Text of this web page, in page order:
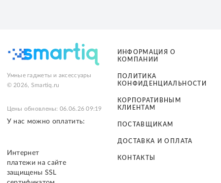
Умные гаджеты и аксессуары
© 2026, Smartiq.ru
Цены обновлены: 06.06.26 09:19
У нас можно оплатить:
Интернет
платежи на сайте
защищены SSL
ИНФОРМАЦИЯ О
КОМПАНИИ
ПОЛИТИКА
КОНФИДЕНЦИАЛЬНОСТИ
КОРПОРАТИВНЫМ
КЛИЕНТАМ
ПОСТАВЩИКАМ
ДОСТАВКА И ОПЛАТА
КОНТАКТЫ